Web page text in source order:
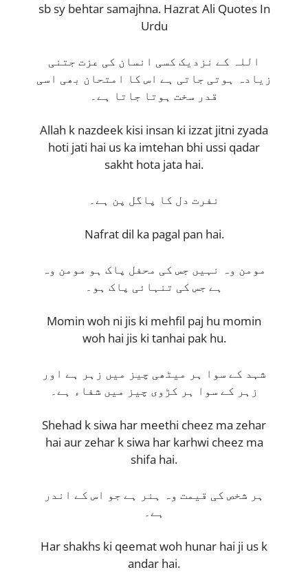
sb sy behtar samajhna. Hazrat Ali Quotes In
Urdu
اللہ کے نزدیک کسی انسان کی عزت جتنی
زیادہ ہوتی جاتی ہے اس کا امتحان بھی اسی
قدر سخت ہوتا جاتا ہے۔
Allah k nazdeek kisi insan ki izzat jitni zyada
hoti jati hai us ka imtehan bhi ussi qadar
sakht hota jata hai.
نفرت دل کا پاگل پن ہے۔
Nafrat dil ka pagal pan hai.
مومن وہ نہیں جس کی محفل پاک ہو مومن وہ
ہے جس کی تنہائی پاک ہو۔
Momin woh ni jis ki mehfil paj hu momin
woh hai jis ki tanhai pak hu.
شہد کے سوا ہر میٹھی چیز میں زہر ہے اور
زہر کے سوا ہر کڑوی چیز میں شفاء ہے۔
Shehad k siwa har meethi cheez ma zehar
hai aur zehar k siwa har karhwi cheez ma
shifa hai.
ہر شخص کی قیمت وہ ہنر ہے جو اس کے اندر
ہے۔
Har shakhs ki qeemat woh hunar hai ji us k
andar hai.